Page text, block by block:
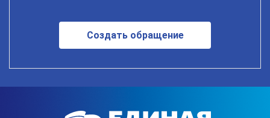
Создать обращение